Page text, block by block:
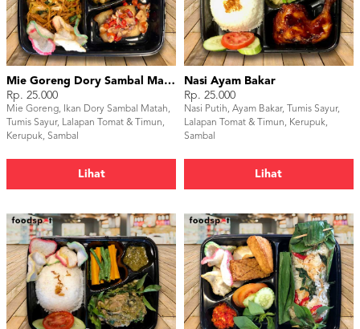
Mie Goreng Dory Sambal Matah
Rp. 25.000
Mie Goreng, Ikan Dory Sambal Matah,
Tumis Sayur, Lalapan Tomat & Timun,
Kerupuk, Sambal
Lihat
Nasi Ayam Bakar
Rp. 25.000
Nasi Putih, Ayam Bakar, Tumis Sayur,
Lalapan Tomat & Timun, Kerupuk,
Sambal
Lihat